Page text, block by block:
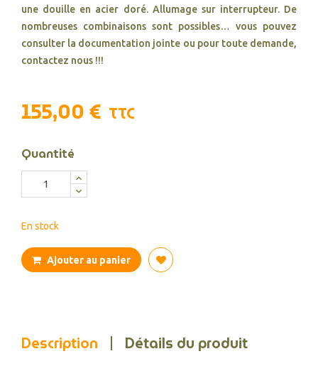
une douille en acier doré. Allumage sur interrupteur. De
nombreuses combinaisons sont possibles… vous pouvez
consulter la documentation jointe ou pour toute demande,
contactez nous !!!
155,00 € TTC
Quantité
En stock
Ajouter au panier
Description Détails du produit